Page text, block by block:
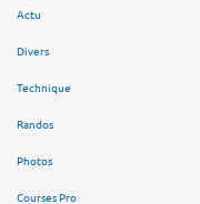
Actu
Divers
Technique
Randos
Photos
Courses Pro